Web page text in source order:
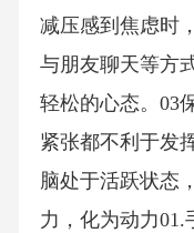
减压感到焦虑时
与朋友聊天等方
轻松的心态。03
紧张都不利于发
脑处于活跃状态
力，化为动力01.